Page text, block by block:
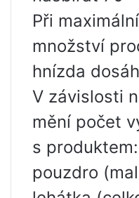
Při
množství
hnízda
V závislosti
mění počet
s produktem:
pouzdro